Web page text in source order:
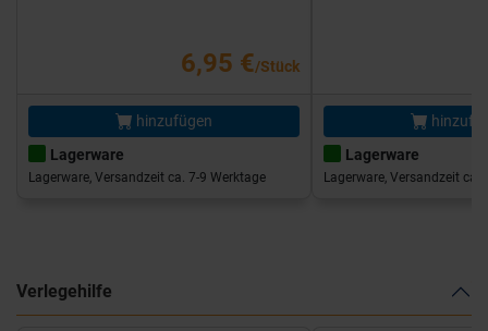
6,95 €/Stück
hinzufügen
Lagerware
Lagerware, Versandzeit ca. 7-9 Werktage
Lagerware
Lagerware, Versandzeit ca.
Verlegehilfe